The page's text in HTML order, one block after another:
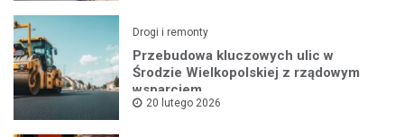
Drogi i remonty
Przebudowa kluczowych ulic w
Środzie Wielkopolskiej z rządowym
wsparciem
20 lutego 2026